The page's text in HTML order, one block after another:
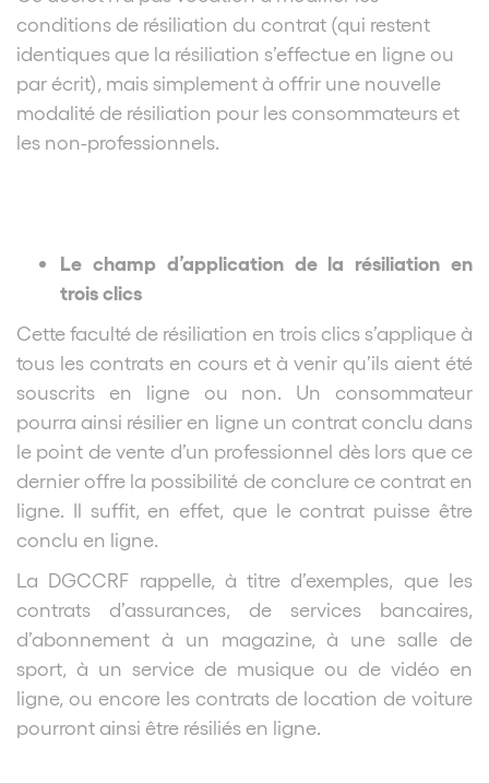
conditions de résiliation du contrat (qui restent
identiques que la résiliation s’effectue en ligne ou
par écrit), mais simplement à offrir une nouvelle
modalité de résiliation pour les consommateurs et
les non-professionnels.
Le champ d’application de la résiliation en
trois clics
Cette faculté de résiliation en trois clics s’applique à
tous les contrats en cours et à venir qu’ils aient été
souscrits en ligne ou non. Un consommateur
pourra ainsi résilier en ligne un contrat conclu dans
le point de vente d’un professionnel dès lors que ce
dernier offre la possibilité de conclure ce contrat en
ligne. Il suffit, en effet, que le contrat puisse être
conclu en ligne.
La DGCCRF rappelle, à titre d’exemples, que les
contrats d’assurances, de services bancaires,
d’abonnement à un magazine, à une salle de
sport, à un service de musique ou de vidéo en
ligne, ou encore les contrats de location de voiture
pourront ainsi être résiliés en ligne.